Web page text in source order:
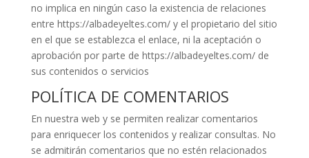
no implica en ningún caso la existencia de relaciones
entre https://albadeyeltes.com/ y el propietario del sitio
en el que se establezca el enlace, ni la aceptación o
aprobación por parte de https://albadeyeltes.com/ de
sus contenidos o servicios
POLÍTICA DE COMENTARIOS
En nuestra web y se permiten realizar comentarios
para enriquecer los contenidos y realizar consultas. No
se admitirán comentarios que no estén relacionados